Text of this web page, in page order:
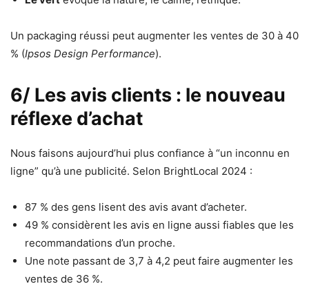
Un packaging réussi peut augmenter les ventes de 30 à 40
% (Ipsos Design Performance).
6/ Les avis clients : le nouveau
réflexe d’achat
Nous faisons aujourd’hui plus confiance à “un inconnu en
ligne” qu’à une publicité. Selon BrightLocal 2024 :
87 % des gens lisent des avis avant d’acheter.
49 % considèrent les avis en ligne aussi fiables que les
recommandations d’un proche.
Une note passant de 3,7 à 4,2 peut faire augmenter les
ventes de 36 %.